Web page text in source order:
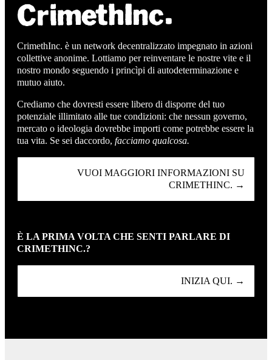
CrimethInc. è un network decentralizzato impegnato in azioni
collettive anonime. Lottiamo per reinventare le nostre vite e il
nostro mondo seguendo i princìpi di autodeterminazione e
mutuo aiuto.
Crediamo che dovresti essere libero di disporre del tuo
potenziale illimitato alle tue condizioni: che nessun governo,
mercato o ideologia dovrebbe importi come potrebbe essere la
tua vita. Se sei daccordo, facciamo qualcosa.
VUOI MAGGIORI INFORMAZIONI SU
CRIMETHINC. →
È LA PRIMA VOLTA CHE SENTI PARLARE DI
CRIMETHINC.?
INIZIA QUI. →